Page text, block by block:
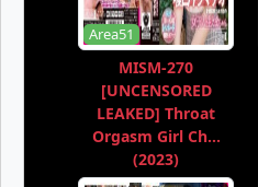
Area51
MISM-270
[UNCENSORED
LEAKED] Throat
Orgasm Girl Ch...
(2023)